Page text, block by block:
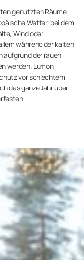
genutzten Räume
Wetter, bei dem
Wind oder
während der kalten
aufgrund der rauen
werden. Lumon
vor schlechtem
das ganze Jahr über